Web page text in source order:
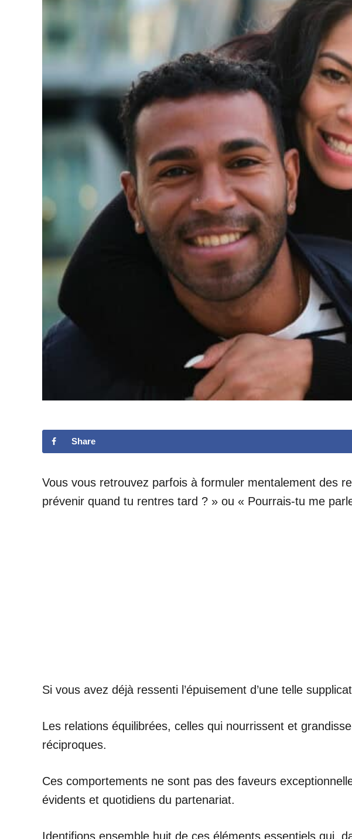
Share
Vous vous retrouvez parfois à formuler mentalement des
prévenir quand tu rentres tard ? » ou « Pourrais-tu me
Si vous avez déjà ressenti l’épuisement d’une telle
Les relations équilibrées, celles qui nourrissent et
réciproques.
Ces comportements ne sont pas des faveurs
évidents et quotidiens du partenariat.
Identifions ensemble huit de ces éléments essentiels qui,